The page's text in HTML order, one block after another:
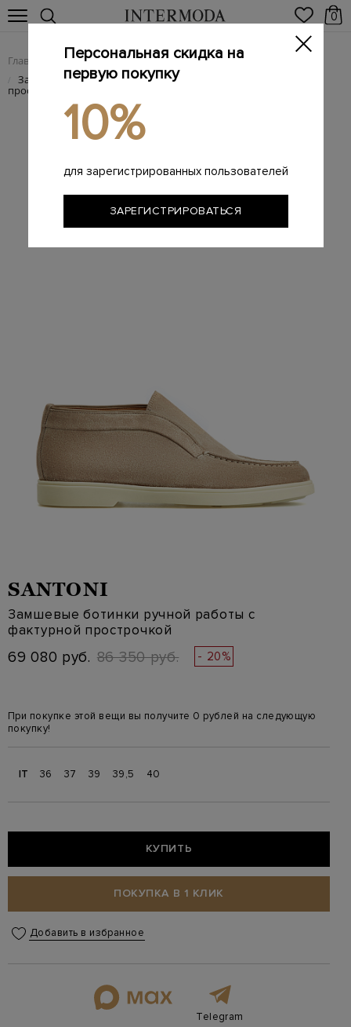
0
Главная Женщинам
/ Замшевые ботинки ручной работы с фактурной
прострочкой
SANTONI
Замшевые ботинки ручной работы с
фактурной прострочкой
69 080 руб. 86 350 руб. - 20%
При покупке этой вещи вы получите 0 рублей на следующую
покупку!
IT 36 37 39 39,5 40
КУПИТЬ
ПОКУПКА В 1 КЛИК
Добавить в избранное
Telegram
Персональная скидка на
первую покупку
10%
для зарегистрированных пользователей
ЗАРЕГИСТРИРОВАТЬСЯ